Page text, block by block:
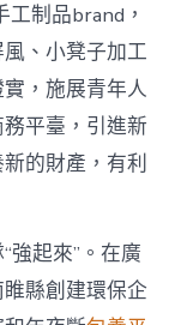
制品brand，
、小凳子加工
，施展青年人
平臺，引進新
的財產，有利
強起來”。在廣
縣創建環保企